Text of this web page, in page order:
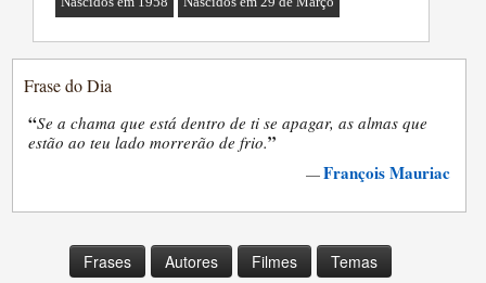
Frase do Dia
“Se a chama que está dentro de ti se apagar, as almas que
estão ao teu lado morrerão de frio.”
—François Mauriac
Frases Autores Filmes Temas